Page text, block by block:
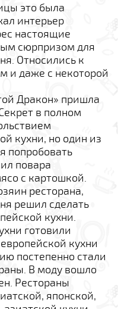
это была
интерьер
настоящие
сюрпризом для
Относились к
и даже с некоторой
Дракон» пришла
в полном
кухни, но один из
попробовать
повара
с картошкой.
ресторана,
решил сделать
кухни.
готовили
кухни
постепенно стали
В моду вошло
Рестораны
японской,